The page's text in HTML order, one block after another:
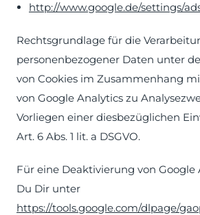
http://www.google.de/settings/
Rechtsgrundlage für die
personenbezogener Daten unter
von Cookies im Zusammenhang
von Google Analytics zu
Vorliegen einer diesbezüglichen
Art. 6 Abs. 1 lit. a DSGVO.
Für eine Deaktivierung von Google
Du Dir unter
https://tools.google.com/dlpage/